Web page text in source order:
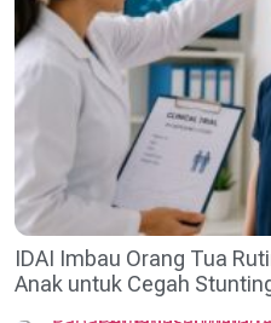
IDAI Imbau Orang Tua
Anak untuk Cegah